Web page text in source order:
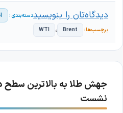
Brent ، WTI
دیدگاه‌تان را بنویسید
جهش طلا به بالاترین سطح
نشست